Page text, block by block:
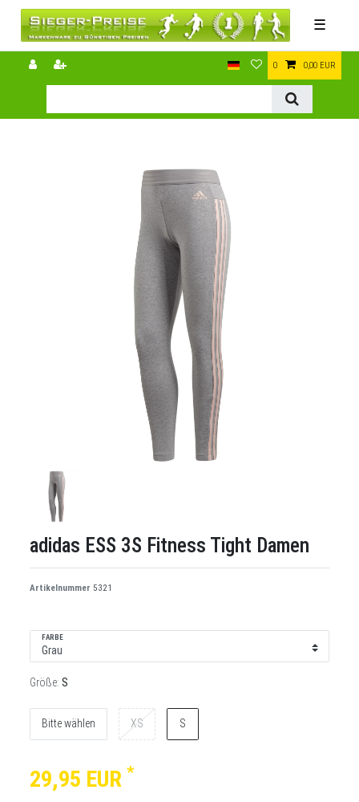
☰
0 0,00 EUR
adidas ESS 3S Fitness Tight Damen
Artikelnummer5321
FARBE
Größe: S
Bitte wählen XS S
29,95 EUR *